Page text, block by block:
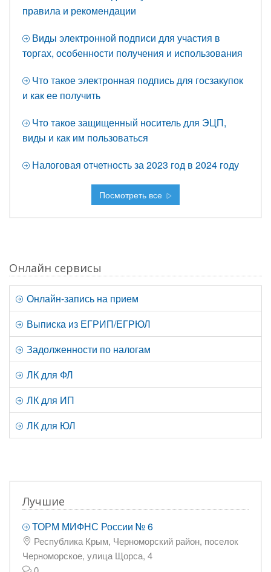
правила и рекомендации
Виды электронной подписи для участия в
торгах, особенности получения и использования
Что такое электронная подпись для госзакупок
и как ее получить
Что такое защищенный носитель для ЭЦП,
виды и как им пользоваться
Налоговая отчетность за 2023 год в 2024 году
Посмотреть все
Онлайн сервисы
Онлайн-запись на прием
Выписка из ЕГРИП/ЕГРЮЛ
Задолженности по налогам
ЛК для ФЛ
ЛК для ИП
ЛК для ЮЛ
Лучшие
ТОРМ МИФНС России № 6
Республика Крым, Черноморский район, поселок
Черноморское, улица Щорса, 4